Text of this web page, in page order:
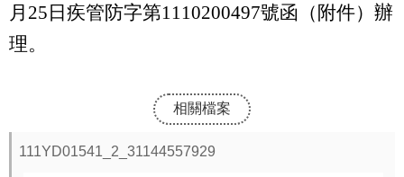
行
政
報
月25日疾管防字第1110200497號函（附件）辦
理。
相關檔案
111YD01541_2_31144557929